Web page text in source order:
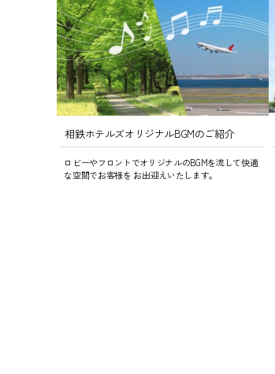
相鉄ホテルズオリジナルBGMのご紹介
ロビーやフロントでオリジナルのBGMを流して快適
な空間でお客様を お出迎えいたします。